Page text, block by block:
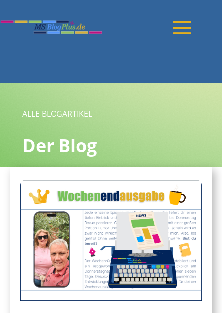
ALLE BLOGARTIKEL
Der Blog